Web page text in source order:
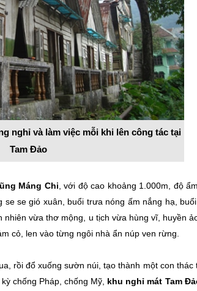
nghỉ và làm việc mỗi khi lên công tác tại
Tam Đảo
Máng Chi , với độ cao khoảng 1.000m, độ
se gió xuân, buổi trưa nóng ấm nắng hạ,
vừa thơ mộng, u tịch vừa hùng vĩ, huyền
cỏ, len vào từng ngôi nhà ẩn núp ven rừng.
rồi đổ xuống sườn núi, tạo thành một con thác
chống Pháp, chống Mỹ, khu nghỉ mát Tam